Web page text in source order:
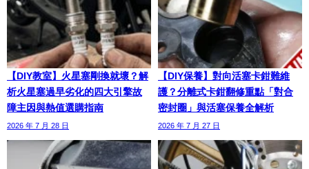
【DIY教室】火星塞剛換就壞？解
析火星塞過早劣化的四大引擎故
障主因與熱值選購指南
2026 年 7 月 28 日
【DIY保養】對向活塞卡鉗難維
護？分離式卡鉗翻修重點「對合
密封圈」與活塞保養全解析
2026 年 7 月 27 日